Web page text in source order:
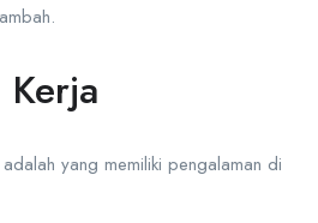
Kerja
yang memiliki pengalaman di